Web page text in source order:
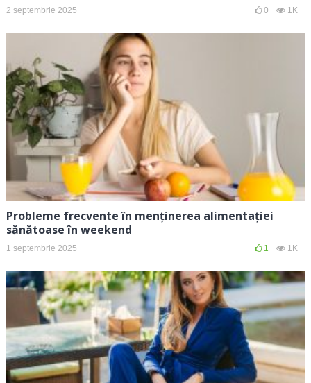
2 septembrie 2025 0 1K
Probleme frecvente în menținerea alimentației
sănătoase în weekend
1 septembrie 2025 1 1K